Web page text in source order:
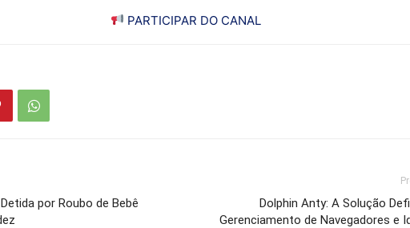
PARTICIPAR DO CANAL
por Roubo de Bebê
Dolphin Anty: A Solução
Gerenciamento de Navegadores e